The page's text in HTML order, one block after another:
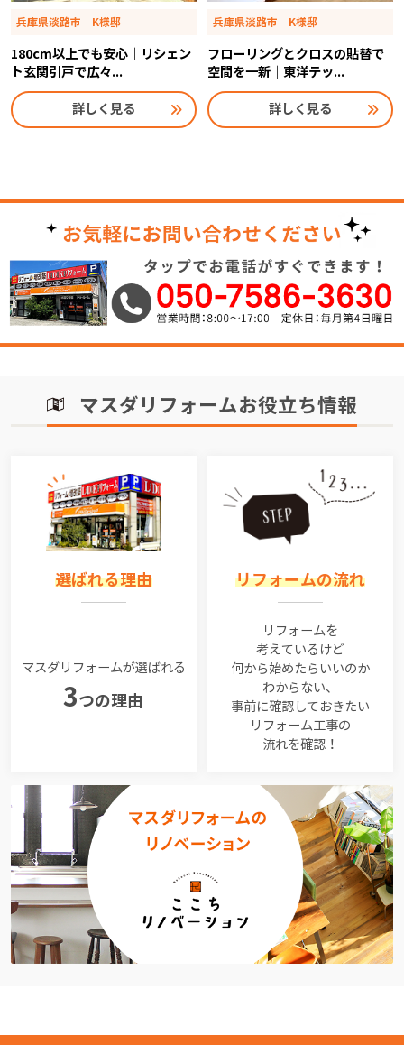
兵庫県淡路市 K様邸
180cm以上でも安心｜リシェン
ト玄関引戸で広々...
詳しく見る
兵庫県淡路市 K様邸
フローリングとクロスの貼替で
空間を一新｜東洋テッ...
詳しく見る
マスダリフォームお役立ち情報
選ばれる理由
マスダリフォームが選ばれる
3つの理由
リフォームの流れ
リフォームを
考えているけど
何から始めたらいいのか
わからない、
事前に確認しておきたい
リフォーム工事の
流れを確認！